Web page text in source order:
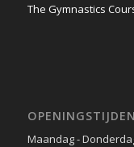
The Gymnastics
OPENINGSTIJDEN
Maandag -